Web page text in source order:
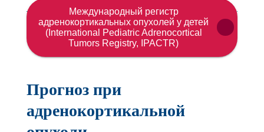
Международный регистр
адренокортикальных опухолей у детей
(International Pediatric Adrenocortical
Tumors Registry, IPACTR)
в
Прогноз при
адренокортикальной